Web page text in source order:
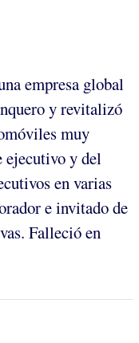
empresa global
y revitalizó
muy
ejecutivo y del
en varias
e invitado de
Falleció en